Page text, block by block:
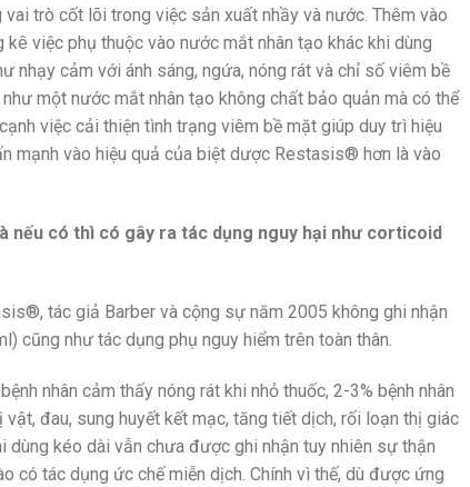
trò cốt lõi trong việc sản xuất nhầy và nước. Thêm vào
việc phụ thuộc vào nước mắt nhân tạo khác khi dùng
nhạy cảm với ánh sáng, ngứa, nóng rát và chỉ số viêm bề
một nước mắt nhân tạo không chất bảo quản mà có thể
việc cải thiện tình trạng viêm bề mặt giúp duy trì hiệu
mạnh vào hiệu quả của biệt dược Restasis® hơn là vào
nếu có thì có gây ra tác dụng nguy hại như corticoid
tác giả Barber và cộng sự năm 2005 không ghi nhận
cũng như tác dụng phụ nguy hiểm trên toàn thân.
nhân cảm thấy nóng rát khi nhỏ thuốc, 2-3% bệnh nhân
đau, sung huyết kết mạc, tăng tiết dịch, rối loạn thị giác
dùng kéo dài vẫn chưa được ghi nhận tuy nhiên sự thận
có tác dụng ức chế miễn dịch. Chính vì thế, dù được ứng